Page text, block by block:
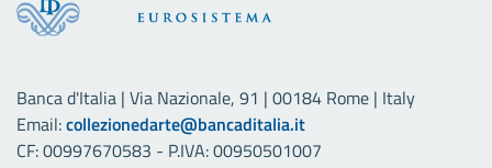
Banca d'Italia | Via Nazionale, 91 | 00184 Rome | Italy
Email:collezionedarte@bancaditalia.it
CF: 00997670583 - P.IVA: 00950501007